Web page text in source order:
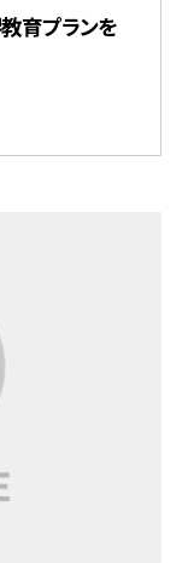
育プランを